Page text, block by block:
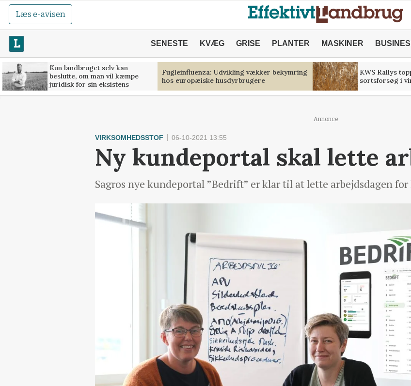
Læs e-avisen
SENESTE KVÆG GRISE PLANTER MASKINER
Kun landbruget selv kan
beslutte, om man vil kæmpe
juridisk for sin eksistens
Fugleinfluenza: Udvikling vækker bekymring
hos europæiske husdyrbrugere
KWS Rallys
sortsforsøg i
Annonce
VIRKSOMHEDSSTOF 06-10-2021 13:55
Ny kundeportal skal lette
Sagros nye kundeportal ”Bedrift” er klar til at lette arbejdsdagen